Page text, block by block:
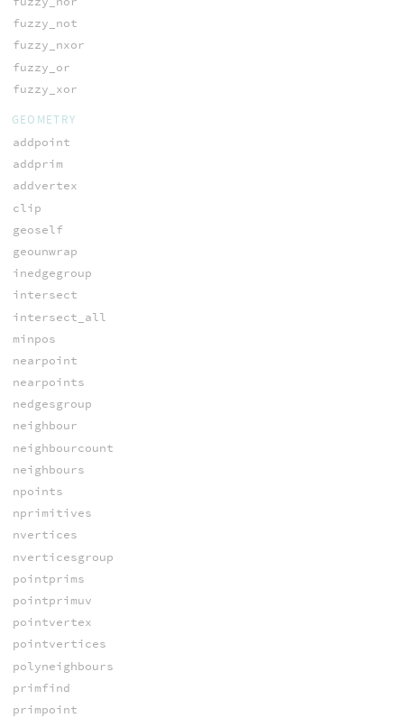
fuzzy_not
fuzzy_nxor
fuzzy_or
fuzzy_xor
GEOMETRY
addpoint
addprim
addvertex
clip
geoself
geounwrap
inedgegroup
intersect
intersect_all
minpos
nearpoint
nearpoints
nedgesgroup
neighbour
neighbourcount
neighbours
npoints
nprimitives
nvertices
nverticesgroup
pointprims
pointprimuv
pointvertex
pointvertices
polyneighbours
primfind
primpoint